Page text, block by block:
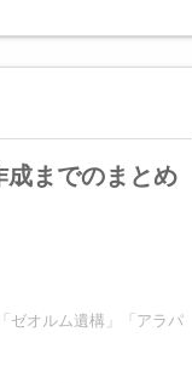
までのまとめ
ゼオルム遺構」「アラパ